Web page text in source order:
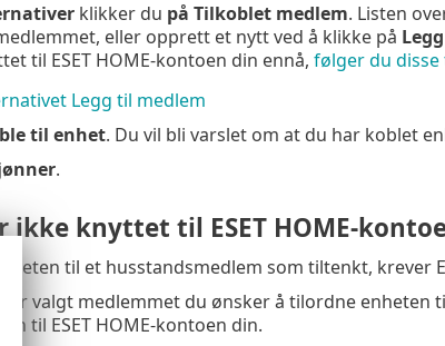
klikker du på Tilkoblet medlem. Listen
eller opprett et nytt ved å klikke på
til ESET HOME-kontoen din ennå, følger du
Legg til medlem
til enhet. Du vil bli varslet om at du har koblet
.
ikke knyttet til ESET HOME-
til et husstandsmedlem som tiltenkt, krever
har valgt medlemmet du ønsker å tilordne enheten
til ESET HOME-kontoen din.